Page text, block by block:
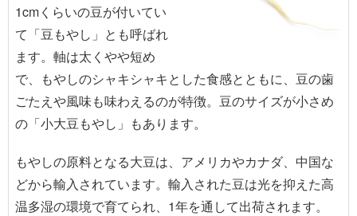
1cmくらいの豆が付いてい
て「豆もやし」とも呼ばれ
ます。軸は太くやや短め
で、もやしのシャキシャキとした食感とともに、豆の歯
ごたえや風味も味わえるのが特徴。豆のサイズが小さめ
の「小大豆もやし」もあります。
もやしの原料となる大豆は、アメリカやカナダ、中国な
どから輸入されています。輸入された豆は光を抑えた高
温多湿の環境で育てられ、1年を通して出荷されます。